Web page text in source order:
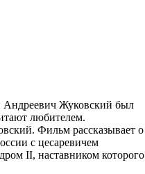
Андреевич Жуковский был
любителем.
Фильм рассказывает о
с цесаревичем
II, наставником которого